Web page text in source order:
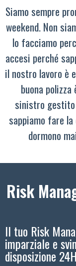
Siamo sempre
weekend. Non
lo facciamo
accesi perché
il nostro lavoro è
buona
sinistro gestito
sappiamo fare
dormono
Risk
Il tuo Risk
imparziale e
disposizione